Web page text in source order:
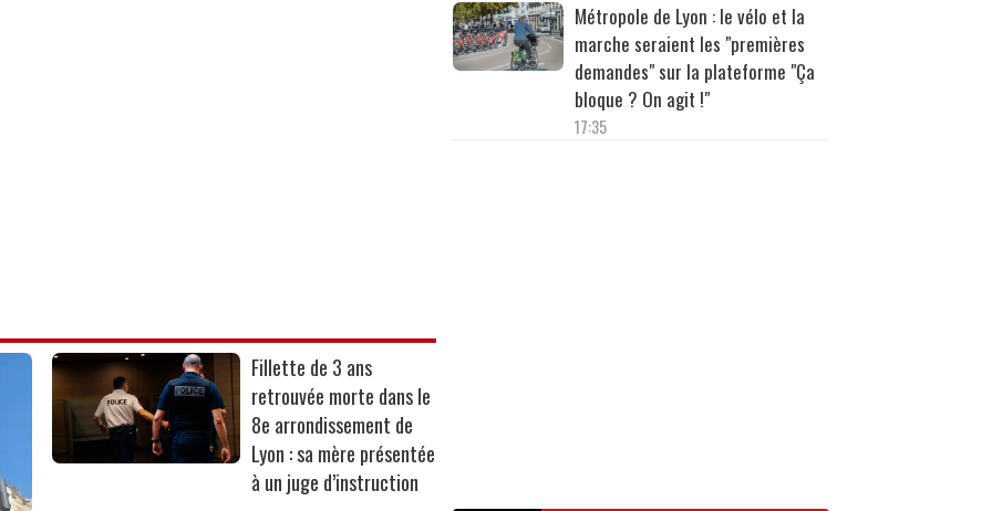
Fillette de 3 ans
retrouvée morte dans le
8e arrondissement de
Lyon : sa mère présentée
à un juge d’instruction
Métropole de Lyon : le vélo et la
marche seraient les "premières
demandes" sur la plateforme "Ça
bloque ? On agit !"
17:35